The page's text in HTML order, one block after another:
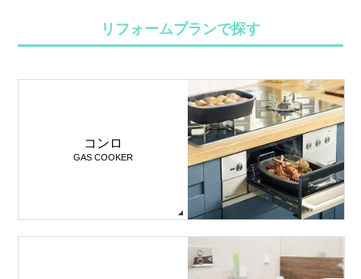
リフォームプランで探す
コンロ
GAS COOKER